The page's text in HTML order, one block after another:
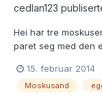
cedlan123
Hei har tre
paret seg med den
men hun er nederst
forklaring? Og hvor
15. februar 2014
Moskusand